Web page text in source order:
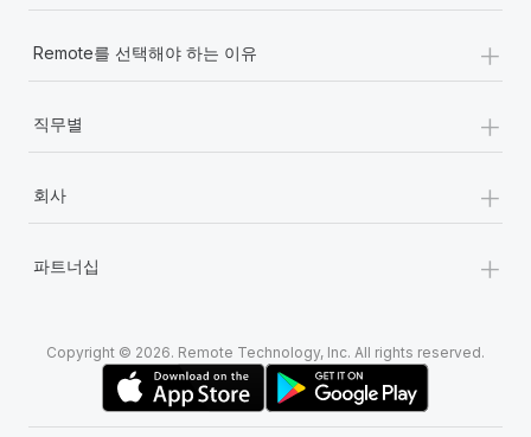
Remote를 선택해야 하는 이유 +
직무별 +
회사 +
파트너십 +
Copyright © 2026. Remote Technology, Inc. All rights reserved.